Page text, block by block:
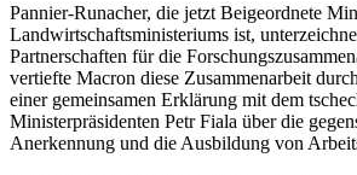
Pannier-Runacher, die jetzt Beigeordnete
Landwirtschaftsministeriums ist,
Partnerschaften für die
vertiefte Macron diese Zusammenarbeit
einer gemeinsamen Erklärung mit dem
Ministerpräsidenten Petr Fiala über die
Anerkennung und die Ausbildung von